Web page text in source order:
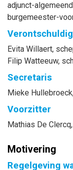
adjunct-
burgemeester-
Evita Willaert,
Filip Watteeuw,
Secretaris
Mieke Hullebroeck
Voorzitter
Mathias De Clercq
Motivering
Regelgeving